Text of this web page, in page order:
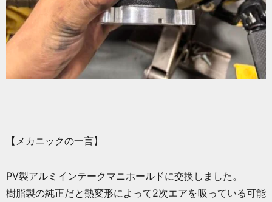
【メカニックの一言】
PV製アルミインテークマニホールドに交換しました。
樹脂製の純正だと熱変形によって2次エアを吸っている可能